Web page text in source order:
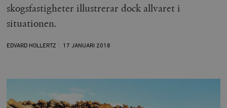
skogsfastigheter illustrerar dock allvaret i
situationen.
EDVARD HOLLERTZ 17 JANUARI 2018